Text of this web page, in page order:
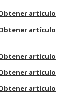
artículo
artículo
artículo
artículo
artículo